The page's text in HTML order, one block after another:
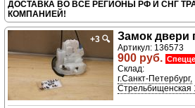
ДОСТАВКА ВО ВСЕ РЕГИОНЫ РФ И СНГ
КОМПАНИЕЙ!
+3 🔍 Замок двери
Артикул: 136573
900 руб.
Склад:
г.Санкт-Петербург,
Стрельбищенская